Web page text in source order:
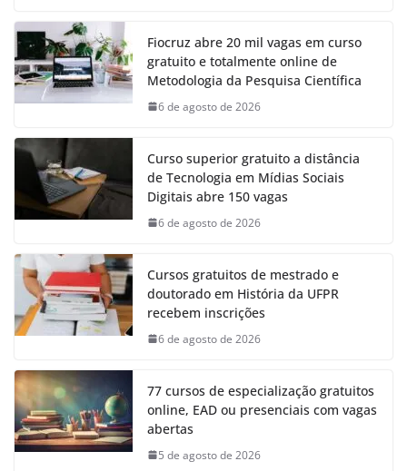
Fiocruz abre 20 mil vagas em curso
gratuito e totalmente online de
Metodologia da Pesquisa Científica
6 de agosto de 2026
Curso superior gratuito a distância
de Tecnologia em Mídias Sociais
Digitais abre 150 vagas
6 de agosto de 2026
Cursos gratuitos de mestrado e
doutorado em História da UFPR
recebem inscrições
6 de agosto de 2026
77 cursos de especialização gratuitos
online, EAD ou presenciais com vagas
abertas
5 de agosto de 2026